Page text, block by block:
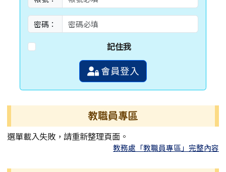
密碼：
記住我
會員登入
教職員專區
選單載入失敗，請重新整理頁面。
教務處「教職員專區」完整內容